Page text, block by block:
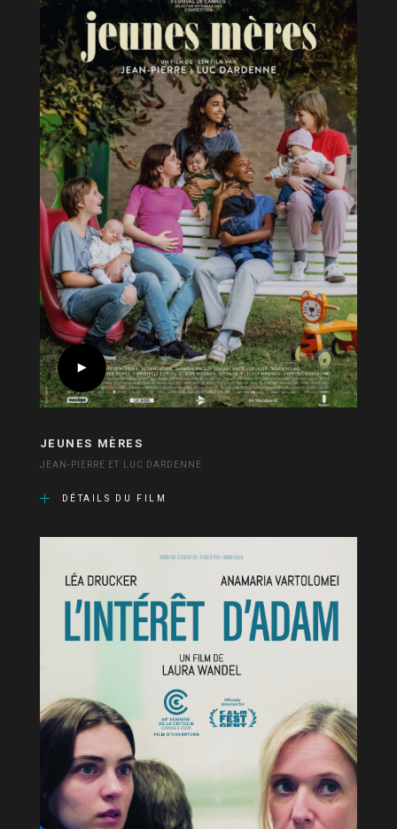
JEUNES MÈRES
JEAN-PIERRE ET LUC DARDENNE
DÉTAILS DU FILM